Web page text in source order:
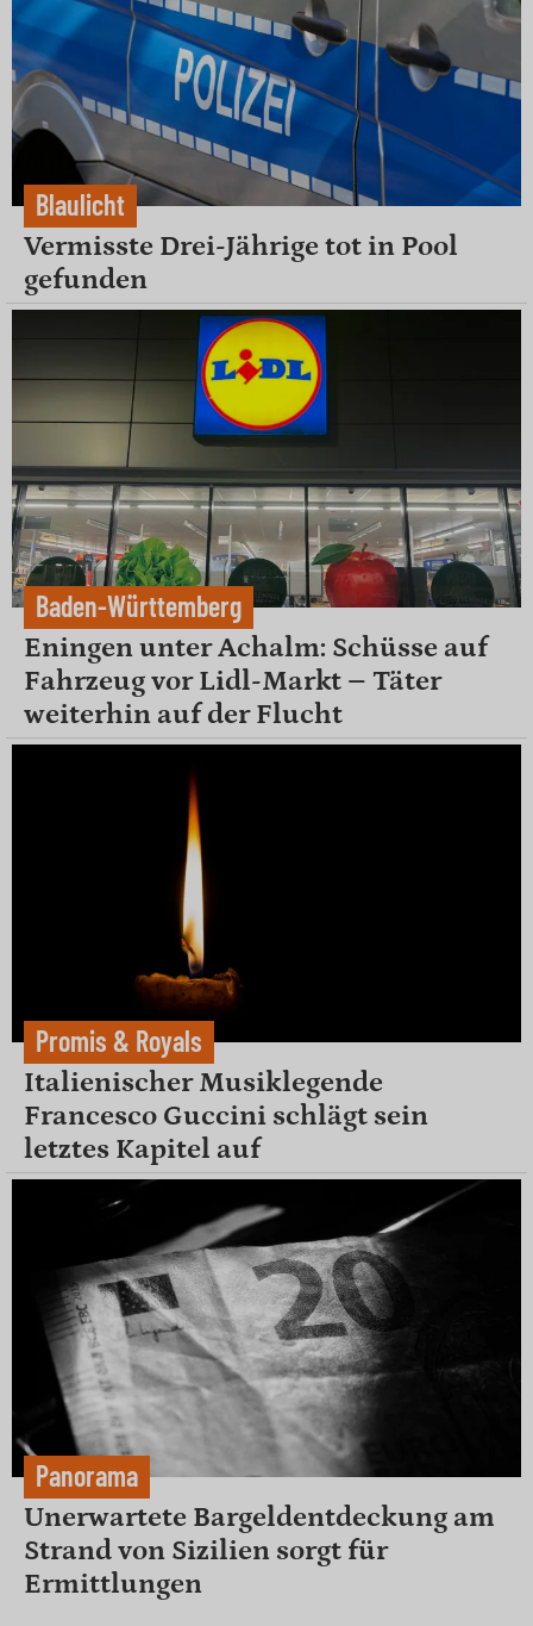
Blaulicht
Vermisste Drei-Jährige tot in Pool
gefunden
Baden-Württemberg
Eningen unter Achalm: Schüsse auf
Fahrzeug vor Lidl-Markt – Täter
weiterhin auf der Flucht
Promis & Royals
Italienischer Musiklegende
Francesco Guccini schlägt sein
letztes Kapitel auf
Panorama
Unerwartete Bargeldentdeckung am
Strand von Sizilien sorgt für
Ermittlungen